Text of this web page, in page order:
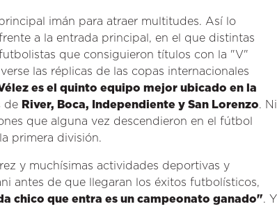
imán para atraer multitudes. Así lo
a la entrada principal, en el que distintas
que consiguieron títulos con la "V"
las réplicas de las copas internacionales
es el quinto equipo mejor ubicado en la
de River, Boca, Independiente y San Lorenzo. Ni
que alguna vez descendieron en el fútbol
primera división.
y muchísimas actividades deportivas y
antes de que llegaran los éxitos futbolísticos,
chico que entra es un campeonato ganado". Y